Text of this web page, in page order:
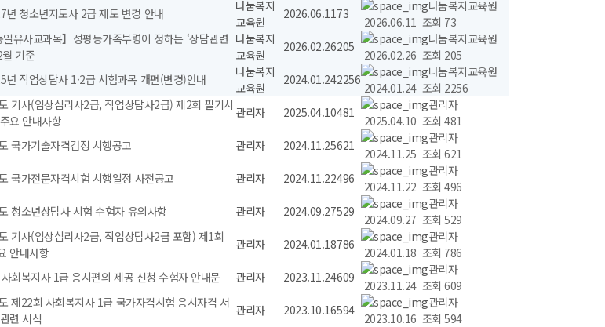
년 청소년지도사 2급 제도 변경 안내
나눔복지
교육원
2026.06.1173
나눔복지교육원
2026.06.11 조회 73
일유사교과목】성평등가족부령이 정하는 ‘상담관련
기준
나눔복지
교육원
2026.02.26205
나눔복지교육원
2026.02.26 조회 205
년 직업상담사 1·2급 시험과목 개편(변경)안내
나눔복지
교육원
2024.01.242256
나눔복지교육원
2024.01.24 조회 2256
기사(임상심리사2급, 직업상담사2급) 제2회 필기시
요 안내사항
관리자 2025.04.10481
관리자
2025.04.10 조회 481
국가기술자격검정 시행공고 관리자 2024.11.25621
관리자
2024.11.25 조회 621
국가전문자격시험 시행일정 사전공고 관리자 2024.11.22496
관리자
2024.11.22 조회 496
청소년상담사 시험 수험자 유의사항 관리자 2024.09.27529
관리자
2024.09.27 조회 529
기사(임상심리사2급, 직업상담사2급 포함) 제1회
안내사항
관리자 2024.01.18786
관리자
2024.01.18 조회 786
회복지사 1급 응시편의 제공 신청 수험자 안내문 관리자 2023.11.24609
관리자
2023.11.24 조회 609
제22회 사회복지사 1급 국가자격시험 응시자격 서
련 서식
관리자 2023.10.16594
관리자
2023.10.16 조회 594